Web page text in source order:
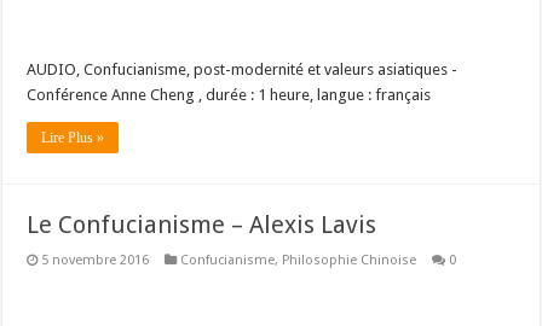
AUDIO, Confucianisme, post-modernité et valeurs asiatiques -
Conférence Anne Cheng , durée : 1 heure, langue : français
Lire Plus »
Le Confucianisme – Alexis Lavis
5 novembre 2016 Confucianisme, Philosophie Chinoise 0